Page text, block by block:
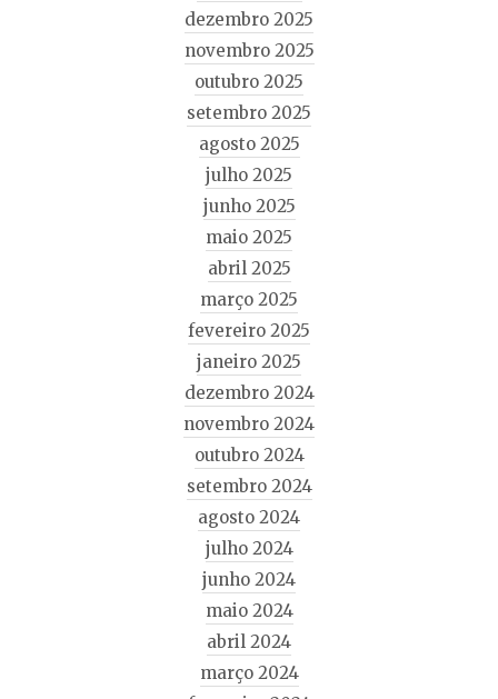
dezembro 2025
novembro 2025
outubro 2025
setembro 2025
agosto 2025
julho 2025
junho 2025
maio 2025
abril 2025
março 2025
fevereiro 2025
janeiro 2025
dezembro 2024
novembro 2024
outubro 2024
setembro 2024
agosto 2024
julho 2024
junho 2024
maio 2024
abril 2024
março 2024